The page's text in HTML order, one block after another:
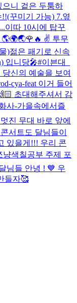
니 겉은 두툼하
꾸미기 가능) 7.옆
이따 10시에 탑꾸
🌎🌍🌏🌹🔥 ✌️ 투무
)젊은 패기로 신속
입니당🎤#이븐대_
신의 예술을 보여
cya-feat 이거 들어
초대해주셔서 감
사-가을속에서 즐
진 무대 바로 앞에
서트도 달님들이
있을게!!! 우리 콘
냥색칠공부 주제 포
님들 안녕 ! 💙 우
들자🥰